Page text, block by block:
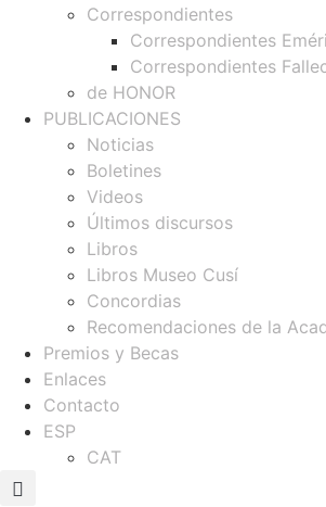
Correspondientes
Correspondientes
Correspondientes
de HONOR
PUBLICACIONES
Noticias
Boletines
Videos
Últimos discursos
Libros
Libros Museo Cusí
Concordias
Recomendaciones de la
Premios y Becas
Enlaces
Contacto
ESP
CAT